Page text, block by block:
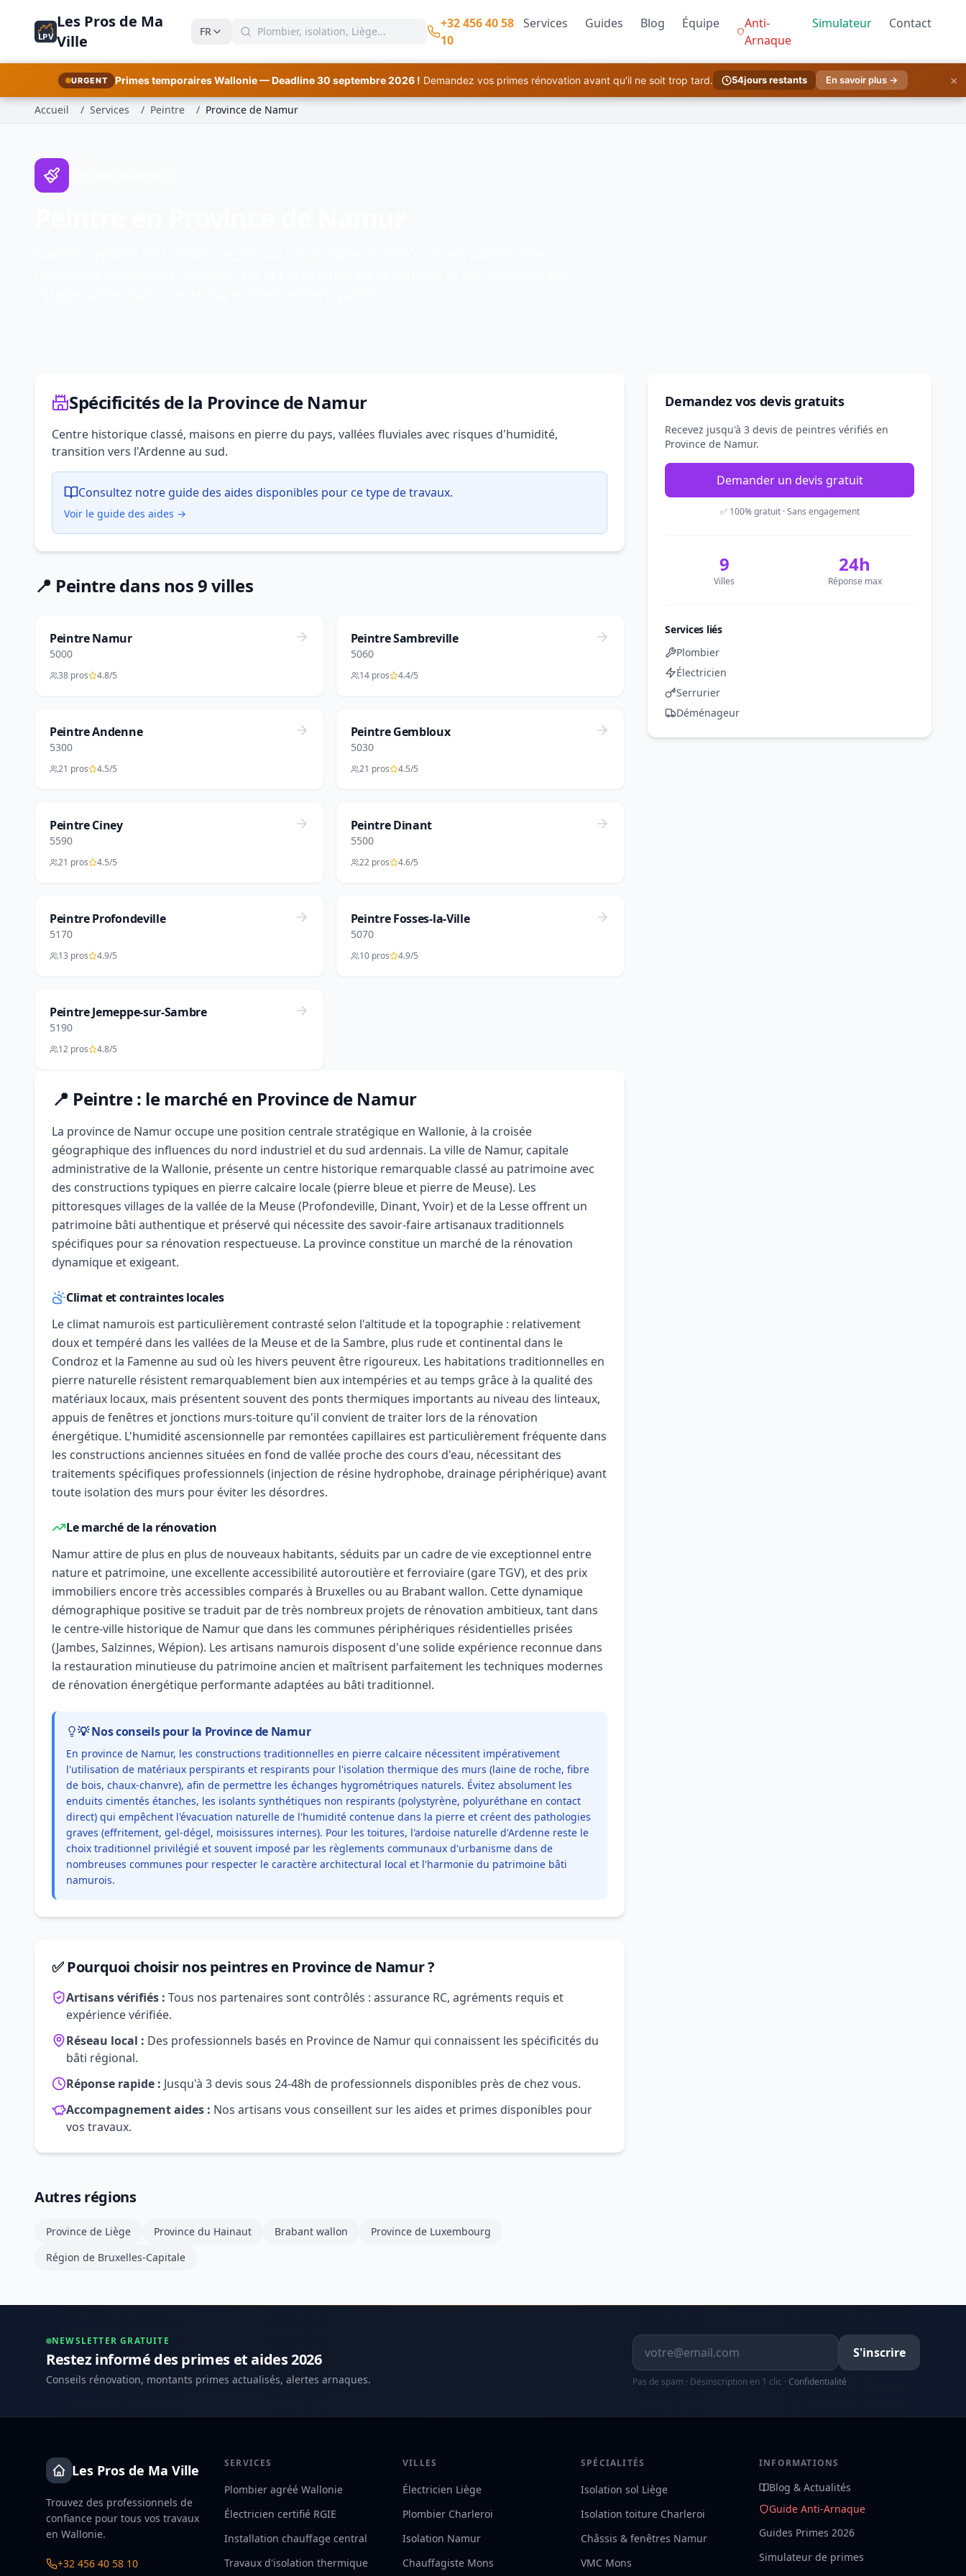
LPV
Les Pros de Ma
Ville
FR
+32 456 40 58
10
Services Guides Blog Équipe
Anti-
Arnaque
Simulateur Contact
URGENT Primes temporaires Wallonie — Deadline 30 septembre 2026 ! Demandez vos primes rénovation avant qu'il ne soit trop tard. 54jours restants En savoir plus → ×
Accueil / Services / Peintre / Province de Namur
Spécificités de la Province de Namur
Centre historique classé, maisons en pierre du pays, vallées fluviales avec risques d'humidité,
transition vers l'Ardenne au sud.
Consultez notre guide des aides disponibles pour ce type de travaux.
Voir le guide des aides →
📍 Peintre dans nos 9 villes
Peintre Namur
5000
38 pros 4.8/5
Peintre Sambreville
5060
14 pros 4.4/5
Peintre Andenne
5300
21 pros 4.5/5
Peintre Gembloux
5030
21 pros 4.5/5
Peintre Ciney
5590
21 pros 4.5/5
Peintre Dinant
5500
22 pros 4.6/5
Peintre Profondeville
5170
13 pros 4.9/5
Peintre Fosses-la-Ville
5070
10 pros 4.9/5
Peintre Jemeppe-sur-Sambre
5190
12 pros 4.8/5
📍 Peintre : le marché en Province de Namur
La province de Namur occupe une position centrale stratégique en Wallonie, à la croisée
géographique des influences du nord industriel et du sud ardennais. La ville de Namur, capitale
administrative de la Wallonie, présente un centre historique remarquable classé au patrimoine avec
des constructions typiques en pierre calcaire locale (pierre bleue et pierre de Meuse). Les
pittoresques villages de la vallée de la Meuse (Profondeville, Dinant, Yvoir) et de la Lesse offrent un
patrimoine bâti authentique et préservé qui nécessite des savoir-faire artisanaux traditionnels
spécifiques pour sa rénovation respectueuse. La province constitue un marché de la rénovation
dynamique et exigeant.
Climat et contraintes locales
Le climat namurois est particulièrement contrasté selon l'altitude et la topographie : relativement
doux et tempéré dans les vallées de la Meuse et de la Sambre, plus rude et continental dans le
Condroz et la Famenne au sud où les hivers peuvent être rigoureux. Les habitations traditionnelles en
pierre naturelle résistent remarquablement bien aux intempéries et au temps grâce à la qualité des
matériaux locaux, mais présentent souvent des ponts thermiques importants au niveau des linteaux,
appuis de fenêtres et jonctions murs-toiture qu'il convient de traiter lors de la rénovation
énergétique. L'humidité ascensionnelle par remontées capillaires est particulièrement fréquente dans
les constructions anciennes situées en fond de vallée proche des cours d'eau, nécessitant des
traitements spécifiques professionnels (injection de résine hydrophobe, drainage périphérique) avant
toute isolation des murs pour éviter les désordres.
Le marché de la rénovation
Namur attire de plus en plus de nouveaux habitants, séduits par un cadre de vie exceptionnel entre
nature et patrimoine, une excellente accessibilité autoroutière et ferroviaire (gare TGV), et des prix
immobiliers encore très accessibles comparés à Bruxelles ou au Brabant wallon. Cette dynamique
démographique positive se traduit par de très nombreux projets de rénovation ambitieux, tant dans
le centre-ville historique de Namur que dans les communes périphériques résidentielles prisées
(Jambes, Salzinnes, Wépion). Les artisans namurois disposent d'une solide expérience reconnue dans
la restauration minutieuse du patrimoine ancien et maîtrisent parfaitement les techniques modernes
de rénovation énergétique performante adaptées au bâti traditionnel.
💡 Nos conseils pour la Province de Namur
En province de Namur, les constructions traditionnelles en pierre calcaire nécessitent impérativement
l'utilisation de matériaux perspirants et respirants pour l'isolation thermique des murs (laine de roche, fibre
de bois, chaux-chanvre), afin de permettre les échanges hygrométriques naturels. Évitez absolument les
enduits cimentés étanches, les isolants synthétiques non respirants (polystyrène, polyuréthane en contact
direct) qui empêchent l'évacuation naturelle de l'humidité contenue dans la pierre et créent des pathologies
graves (effritement, gel-dégel, moisissures internes). Pour les toitures, l'ardoise naturelle d'Ardenne reste le
choix traditionnel privilégié et souvent imposé par les règlements communaux d'urbanisme dans de
nombreuses communes pour respecter le caractère architectural local et l'harmonie du patrimoine bâti
namurois.
✅ Pourquoi choisir nos peintres en Province de Namur ?
Artisans vérifiés : Tous nos partenaires sont contrôlés : assurance RC, agréments requis et
expérience vérifiée.
Réseau local : Des professionnels basés en Province de Namur qui connaissent les spécificités du
bâti régional.
Réponse rapide : Jusqu'à 3 devis sous 24-48h de professionnels disponibles près de chez vous.
Accompagnement aides : Nos artisans vous conseillent sur les aides et primes disponibles pour
vos travaux.
Autres régions
Province de Liège Province du Hainaut Brabant wallon
Province de Luxembourg
Région de Bruxelles-Capitale
Demandez vos devis gratuits
Recevez jusqu'à 3 devis de peintres vérifiés en
Province de Namur.
Demander un devis gratuit
✅ 100% gratuit · Sans engagement
9
Villes
24h
Réponse max
Services liés
Plombier
Électricien
Serrurier
Déménageur
NEWSLETTER GRATUITE
Restez informé des primes et aides 2026
Conseils rénovation, montants primes actualisés, alertes arnaques.
Adresse email
S'inscrire
Pas de spam · Désinscription en 1 clic · Confidentialité
Les Pros de Ma Ville
Trouvez des professionnels de
confiance pour tous vos travaux
en Wallonie.
+32 456 40 58 10
SERVICES
Plombier agréé Wallonie
Électricien certifié RGIE
Installation chauffage central
Travaux d'isolation thermique
VILLES
Électricien Liège
Plombier Charleroi
Isolation Namur
Chauffagiste Mons
SPÉCIALITÉS
Isolation sol Liège
Isolation toiture Charleroi
Châssis & fenêtres Namur
VMC Mons
INFORMATIONS
Blog & Actualités
Guide Anti-Arnaque
Guides Primes 2026
Simulateur de primes